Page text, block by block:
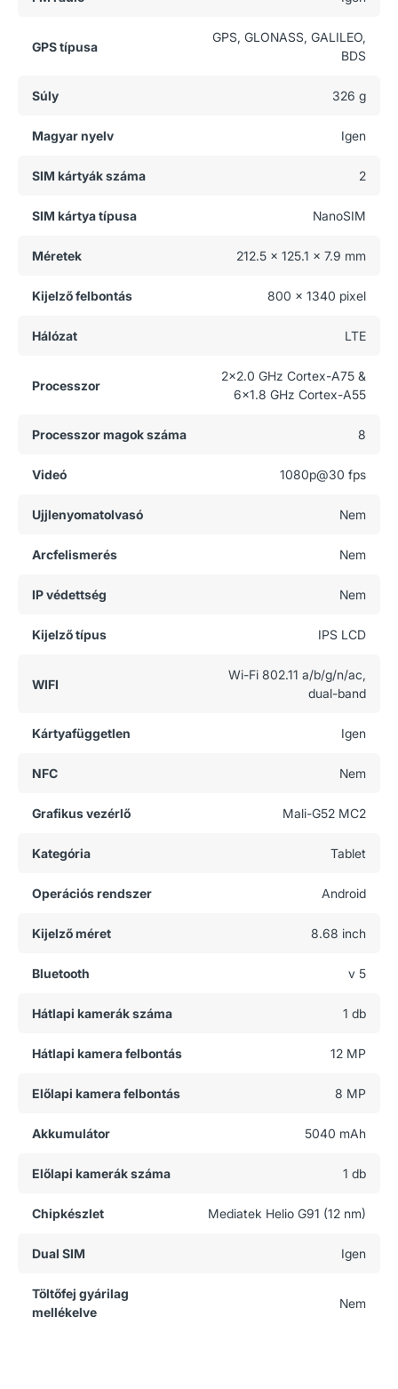
GPS típusa
GPS, GLONASS, GALILEO,
BDS
Súly 326 g
Magyar nyelv Igen
SIM kártyák száma 2
SIM kártya típusa NanoSIM
Méretek 212.5 x 125.1 x 7.9 mm
Kijelző felbontás 800 x 1340 pixel
Hálózat LTE
Processzor
2x2.0 GHz Cortex-A75 &
6x1.8 GHz Cortex-A55
Processzor magok száma 8
Videó 1080p@30 fps
Ujjlenyomatolvasó Nem
Arcfelismerés Nem
IP védettség Nem
Kijelző típus IPS LCD
WIFI
Wi-Fi 802.11 a/b/g/n/ac,
dual-band
Kártyafüggetlen Igen
NFC Nem
Grafikus vezérlő Mali-G52 MC2
Kategória Tablet
Operációs rendszer Android
Kijelző méret 8.68 inch
Bluetooth v 5
Hátlapi kamerák száma 1 db
Hátlapi kamera felbontás 12 MP
Előlapi kamera felbontás 8 MP
Akkumulátor 5040 mAh
Előlapi kamerák száma 1 db
Chipkészlet Mediatek Helio G91 (12 nm)
Dual SIM Igen
Töltőfej gyárilag
mellékelve
Nem